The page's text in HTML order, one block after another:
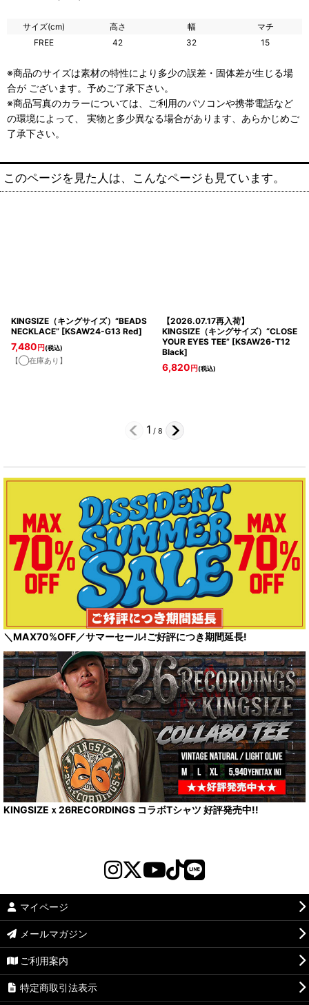
サイズ(cm) 高さ 幅
マチ
FREE
42 32 15
※商品のサイズは素材の特性により多少の誤差・固体差が生じる場
合が ございます。予めご了承下さい。
※商品写真のカラーについては、ご利用のパソコンや携帯電話など
の環境によって、 実物と多少異なる場合があります、あらかじめご
了承下さい。
このページを見た人は、こんなページも見ています。
KINGSIZE（キングサイズ）“BEADS
NECKLACE” [KSAW24-G13 Red]
7,480 円(税込)
【◯在庫あり】
【2026.07.17再入荷】
KINGSIZE（キングサイズ）“CLOSE
YOUR EYES TEE” [KSAW26-T12
Black]
6,820 円(税込)
1 / 8
＼MAX70%OFF／サマーセール!ご好評につき期間延長!
KINGSIZEｘ26RECORDINGS コラボTシャツ 好評発売中!!
マイページ
メールマガジン
ご利用案内
特定商取引法表示